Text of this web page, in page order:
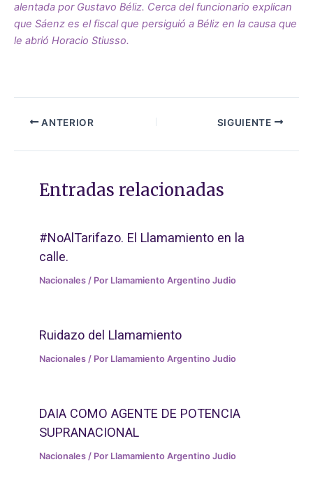
alentada por Gustavo Béliz. Cerca del funcionario explican
que Sáenz es el fiscal que persiguió a Béliz en la causa que
le abrió Horacio Stiusso.
ANTERIOR SIGUIENTE
Entradas relacionadas
#NoAlTarifazo. El Llamamiento en la
calle.
Nacionales / Por Llamamiento Argentino Judio
Ruidazo del Llamamiento
Nacionales / Por Llamamiento Argentino Judio
DAIA COMO AGENTE DE POTENCIA
SUPRANACIONAL
Nacionales / Por Llamamiento Argentino Judio